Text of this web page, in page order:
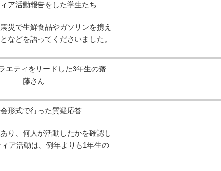
ア活動報告をした学生たち
災で生鮮食品やガソリンを携え
などを語ってくださいました。
エティをリードした3年生の齋
藤さん
形式で行った質疑応答
り、何人が活動したかを確認し
ア活動は、例年よりも1年生の